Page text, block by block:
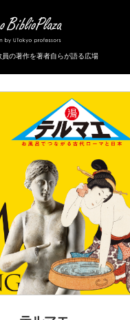
員の著作を著者自らが語る広場